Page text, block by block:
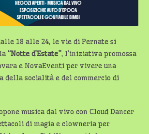
18 alle 24, le vie di Pernate si
la“Notte d’Estate”, l’iniziativa promossa
e NovaEventi per vivere una
della socialità e del commercio di
musica dal vivo con Cloud Dancer
di magia e clowneria per